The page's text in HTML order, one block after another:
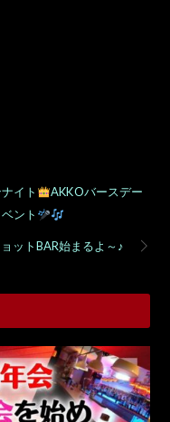
イト
AKKOバースデー
ント
ットBAR始まるよ～♪